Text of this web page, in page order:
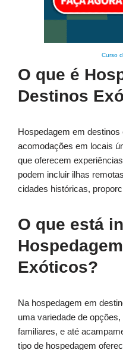
Curso
O que é
Destinos
Hospedagem em
acomodações em locais
que oferecem
podem incluir ilhas
cidades históricas,
O que está
Exóticos?
Na hospedagem em
uma variedade de
familiares, e até
tipo de hospedagem